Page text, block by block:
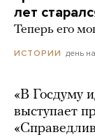
лет
Теперь его
ИСТОРИИ день
«В Госдуму
выступает